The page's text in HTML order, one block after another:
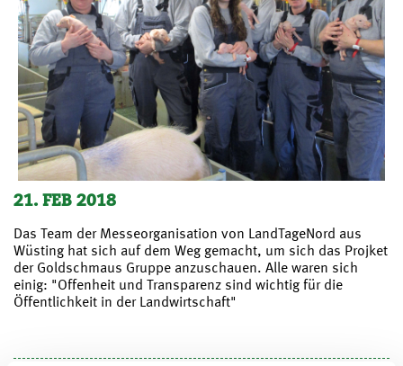
21. FEB 2018
Das Team der Messeorganisation von LandTageNord aus
Wüsting hat sich auf dem Weg gemacht, um sich das Projket
der Goldschmaus Gruppe anzuschauen. Alle waren sich
einig: "Offenheit und Transparenz sind wichtig für die
Öffentlichkeit in der Landwirtschaft"